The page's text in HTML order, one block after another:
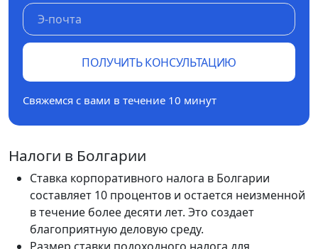
ПОЛУЧИТЬ КОНСУЛЬТАЦИЮ
Свяжемся с вами в течение 10 минут
Налоги в Болгарии
Ставка корпоративного налога в Болгарии
составляет 10 процентов и остается неизменной
в течение более десяти лет. Это создает
благоприятную деловую среду.